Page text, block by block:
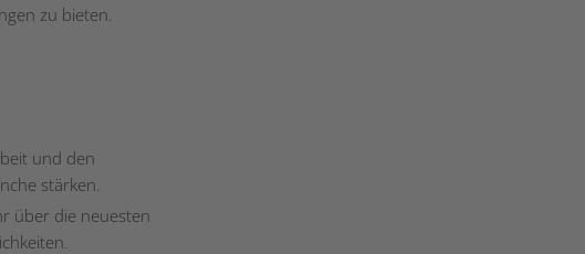
zu bieten.
und den
stärken.
über die neuesten